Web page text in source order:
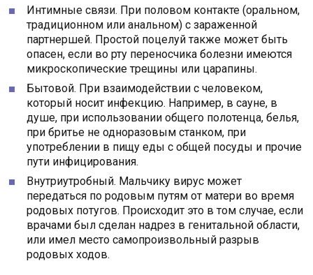
Интимные связи. При половом контакте (оральном,
традиционном или анальном) с зараженной
партнершей. Простой поцелуй также может быть
опасен, если во рту переносчика болезни имеются
микроскопические трещины или царапины.
Бытовой. При взаимодействии с человеком,
который носит инфекцию. Например, в сауне, в
душе, при использовании общего полотенца, белья,
при бритье не одноразовым станком, при
употреблении в пищу еды с общей посуды и прочие
пути инфицирования.
Внутриутробный. Мальчику вирус может
передаться по родовым путям от матери во время
родовых потугов. Происходит это в том случае, если
врачами был сделан надрез в генитальной области,
или имел место самопроизвольный разрыв
родовых ходов.